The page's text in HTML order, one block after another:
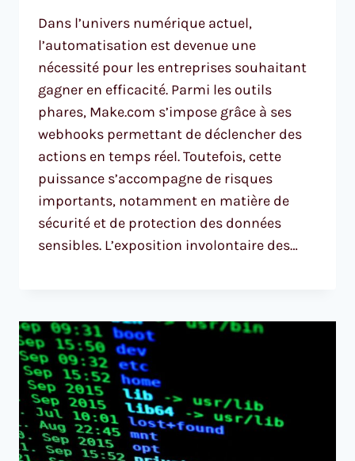
Dans l’univers numérique actuel,
l’automatisation est devenue une
nécessité pour les entreprises souhaitant
gagner en efficacité. Parmi les outils
phares, Make.com s’impose grâce à ses
webhooks permettant de déclencher des
actions en temps réel. Toutefois, cette
puissance s’accompagne de risques
importants, notamment en matière de
sécurité et de protection des données
sensibles. L’exposition involontaire des…